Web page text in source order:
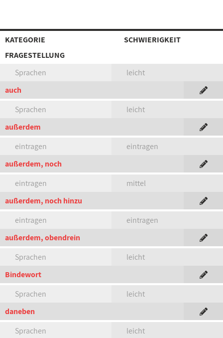
KATEGORIE
SCHWIERIGKEIT
FRAGESTELLUNG
Sprachen
leicht
auch
Sprachen
leicht
außerdem
eintragen
eintragen
außerdem, noch
eintragen
mittel
außerdem, noch hinzu
eintragen
eintragen
außerdem, obendrein
Sprachen
leicht
Bindewort
Sprachen
leicht
daneben
Sprachen
leicht